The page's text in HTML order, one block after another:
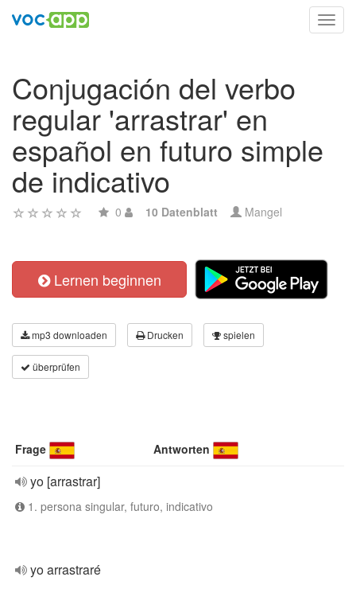
Conjugación del verbo
regular 'arrastrar' en
español en futuro simple
de indicativo
0 10 Datenblatt Mangel
Lernen beginnen
mp3 downloaden Drucken spielen
überprüfen
Frage Antworten
yo [arrastrar]
1. persona singular, futuro, indicativo
yo arrastraré